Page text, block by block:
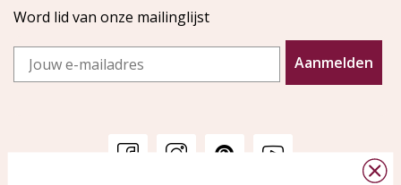
Word lid van onze mailinglijst
Email
Aanmelden